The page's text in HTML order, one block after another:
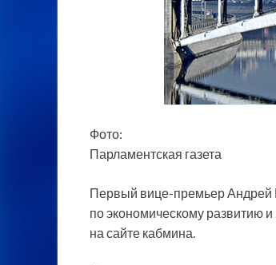
Фото:
Парламентская газета
Первый вице-премьер Андрей
по экономическому развитию
на сайте кабмина.